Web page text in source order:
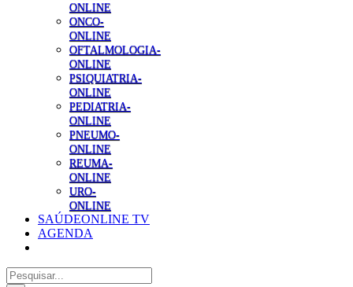
ONLINE
ONCO-
ONLINE
OFTALMOLOGIA-
ONLINE
PSIQUIATRIA-
ONLINE
PEDIATRIA-
ONLINE
PNEUMO-
ONLINE
REUMA-
ONLINE
URO-
ONLINE
SAÚDEONLINE TV
AGENDA
Pesquisar